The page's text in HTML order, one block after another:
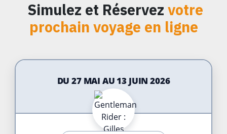
Simulez et Réservez votre
prochain voyage en ligne
DU 27 MAI AU 13 JUIN 2026